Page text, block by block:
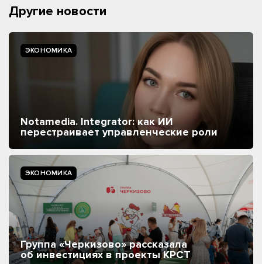
Другие новости
ЭКОНОМИКА
Notamedia. Integrator: как ИИ
перестраивает управленческие роли
ЭКОНОМИКА
Группа «Черкизово» рассказала
об инвестициях в проекты КРСТ